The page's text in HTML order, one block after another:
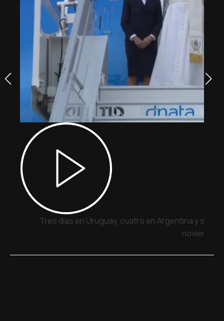
Tres días en Uruguay, cuatro en Argentina y siete
noviembre